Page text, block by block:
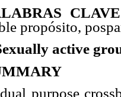
propósito,
active
purpose